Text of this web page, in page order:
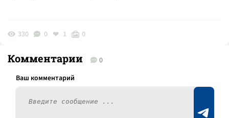
330 0 1 0
Комментарии 0